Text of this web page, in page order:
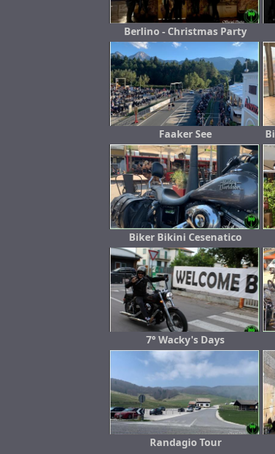
Berlino - Christmas Party
Faaker See
Biker Bikini Cesenatico
7° Wacky's Days
Randagio Tour